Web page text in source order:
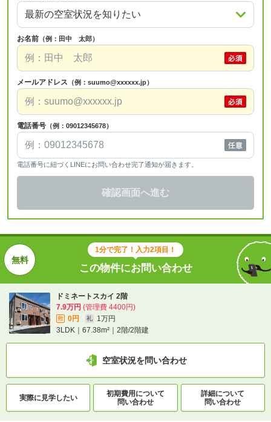
お名前 （例：田中 太郎）
メールアドレス （例：suumo@xxxxxx.jp）
電話番号 （例：09012345678）
電話番号に紐づくLINEにお問い合わせ完了通知が届きます。
確認画面へ進む
1分で完了！入力2項目！
この物件にお問い合わせ
ドミネートスカイ 2階
7.9万円 (管理費 4400円)
敷 0円 礼
1万円
3LDK｜67.38m²｜2階/2階建
空室状況を問い合わせ
実際に見学したい
初期費用について
問い合わせ
詳細について
問い合わせ